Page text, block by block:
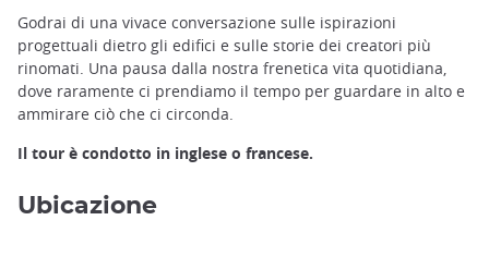
Godrai di una vivace conversazione sulle ispirazioni
progettuali dietro gli edifici e sulle storie dei creatori più
rinomati. Una pausa dalla nostra frenetica vita quotidiana,
dove raramente ci prendiamo il tempo per guardare in alto e
ammirare ciò che ci circonda.
Il tour è condotto in inglese o francese.
Ubicazione